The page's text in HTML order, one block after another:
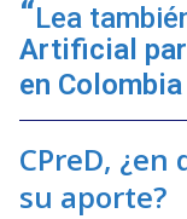
Lea
Artificial
en Colombia
CPreD,
su aporte?